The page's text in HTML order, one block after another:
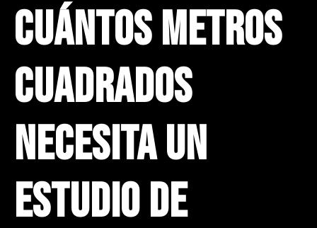
Cuántos metros
cuadrados
necesita un
estudio de